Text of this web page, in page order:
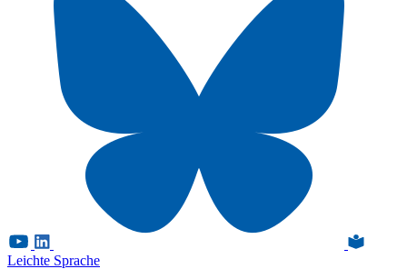
Leichte Sprache